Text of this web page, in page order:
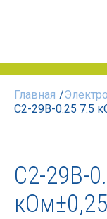
Главная /
С2-29В-0.25 7.5
С2-29В-